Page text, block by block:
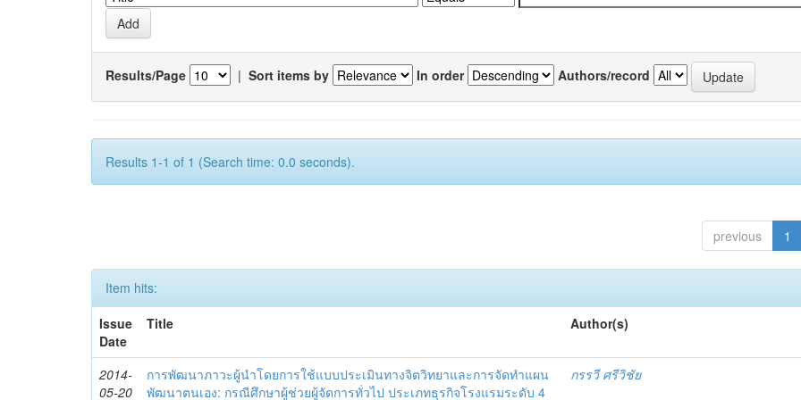
Results/Page | Sort items by In order Authors/record
Results 1-1 of 1 (Search time: 0.0 seconds).
previous 1
Item hits:
Issue
Date
Title Author(s)
2014-
05-20
การพัฒนาภาวะผู้นำโดยการใช้แบบประเมินทางจิตวิทยาและการจัดทำแผน
พัฒนาตนเอง: กรณีศึกษาผู้ช่วยผู้จัดการทั่วไป ประเภทธุรกิจโรงแรมระดับ 4
กรรวี ศรีวิชัย